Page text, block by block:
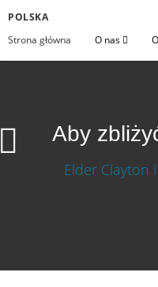
POLSKA
Strona główna
O nas
Aby